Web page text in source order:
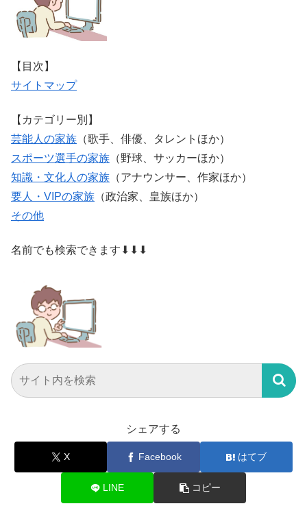
【目次】
サイトマップ
【カテゴリー別】
芸能人の家族 （歌手、俳優、タレントほか）
スポーツ選手の家族 （野球、サッカーほか）
知識・文化人の家族 （アナウンサー、作家ほか）
要人・VIPの家族 （政治家、皇族ほか）
その他
名前でも検索できます⬇⬇⬇
シェアする
X Facebook はてブ
LINE コピー